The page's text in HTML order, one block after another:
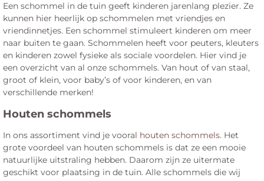
Een schommel in de tuin geeft kinderen jarenlang plezier. Ze
kunnen hier heerlijk op schommelen met vriendjes en
vriendinnetjes. Een schommel stimuleert kinderen om meer
naar buiten te gaan. Schommelen heeft voor peuters, kleuters
en kinderen zowel fysieke als sociale voordelen. Hier vind je
een overzicht van al onze schommels. Van hout of van staal,
groot of klein, voor baby’s of voor kinderen, en van
verschillende merken!
Houten schommels
In ons assortiment vind je vooral houten schommels. Het
grote voordeel van houten schommels is dat ze een mooie
natuurlijke uitstraling hebben. Daarom zijn ze uitermate
geschikt voor plaatsing in de tuin. Alle schommels die wij